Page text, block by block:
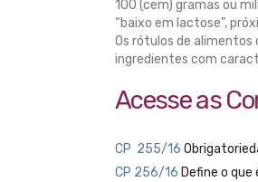
100 (cem) gramas ou
“baixo em lactose”,
Os rótulos de
ingredientes com
Acesse as
CP 255/16
CP 256/16 Define o